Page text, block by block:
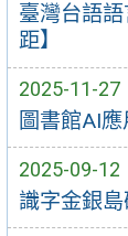
臺灣台語
距】
2025-11-27
圖書館AI
2025-09-12
識字金銀